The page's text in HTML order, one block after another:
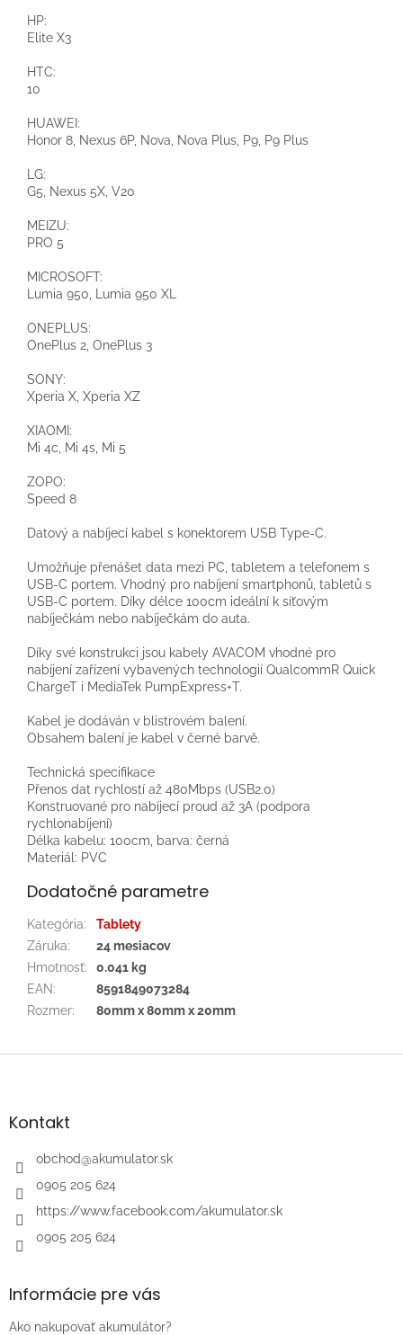
HP:
Elite X3
HTC:
10
HUAWEI:
Honor 8, Nexus 6P, Nova, Nova Plus, P9, P9 Plus
LG:
G5, Nexus 5X, V20
MEIZU:
PRO 5
MICROSOFT:
Lumia 950, Lumia 950 XL
ONEPLUS:
OnePlus 2, OnePlus 3
SONY:
Xperia X, Xperia XZ
XIAOMI:
Mi 4c, Mi 4s, Mi 5
ZOPO:
Speed 8
Datový a nabíjecí kabel s konektorem USB Type-C.
Umožňuje přenášet data mezi PC, tabletem a telefonem s
USB-C portem. Vhodný pro nabíjení smartphonů, tabletů s
USB-C portem. Díky délce 100cm ideální k síťovým
nabíječkám nebo nabíječkám do auta.
Díky své konstrukci jsou kabely AVACOM vhodné pro
nabíjení zařízení vybavených technologií QualcommR Quick
ChargeT i MediaTek PumpExpress+T.
Kabel je dodáván v blistrovém balení.
Obsahem balení je kabel v černé barvě.
Technická specifikace
Přenos dat rychlostí až 480Mbps (USB2.0)
Konstruované pro nabíjecí proud až 3A (podpora
rychlonabíjení)
Délka kabelu: 100cm, barva: černá
Materiál: PVC
Dodatočné parametre
Kategória:
Tablety
Záruka:
24 mesiacov
Hmotnosť:
0.041 kg
EAN:
8591849073284
Rozmer: 80mm x 80mm x 20mm
Z
äKontakt
obchod@akumulator.sk
0905 205 624
https://www.facebook.com/akumulator.sk
0905 205 624
Informácie pre vás
Ako nakupovať akumulátor?